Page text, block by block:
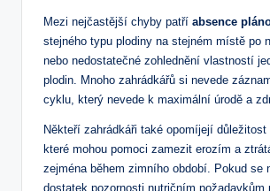
Mezi nejčastější chyby patří absence
stejného typu plodiny na stejném místě po
nebo nedostatečné zohlednění vlastností
plodin. Mnoho zahrádkářů si nevede
cyklu, který nevede k maximální úrodě a
Někteří zahrádkáři také opomíjejí důležitost
které mohou pomoci zamezit erozím a
zejména během zimního období. Pokud se
dostatek pozornosti nutričním požadavkům